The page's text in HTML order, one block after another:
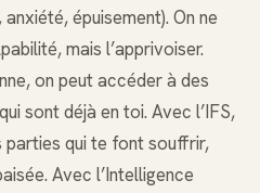
épuisement). On ne
mais l’apprivoiser.
on peut accéder à des
sont déjà en toi. Avec l’IFS,
qui te font souffrir,
Avec l’Intelligence